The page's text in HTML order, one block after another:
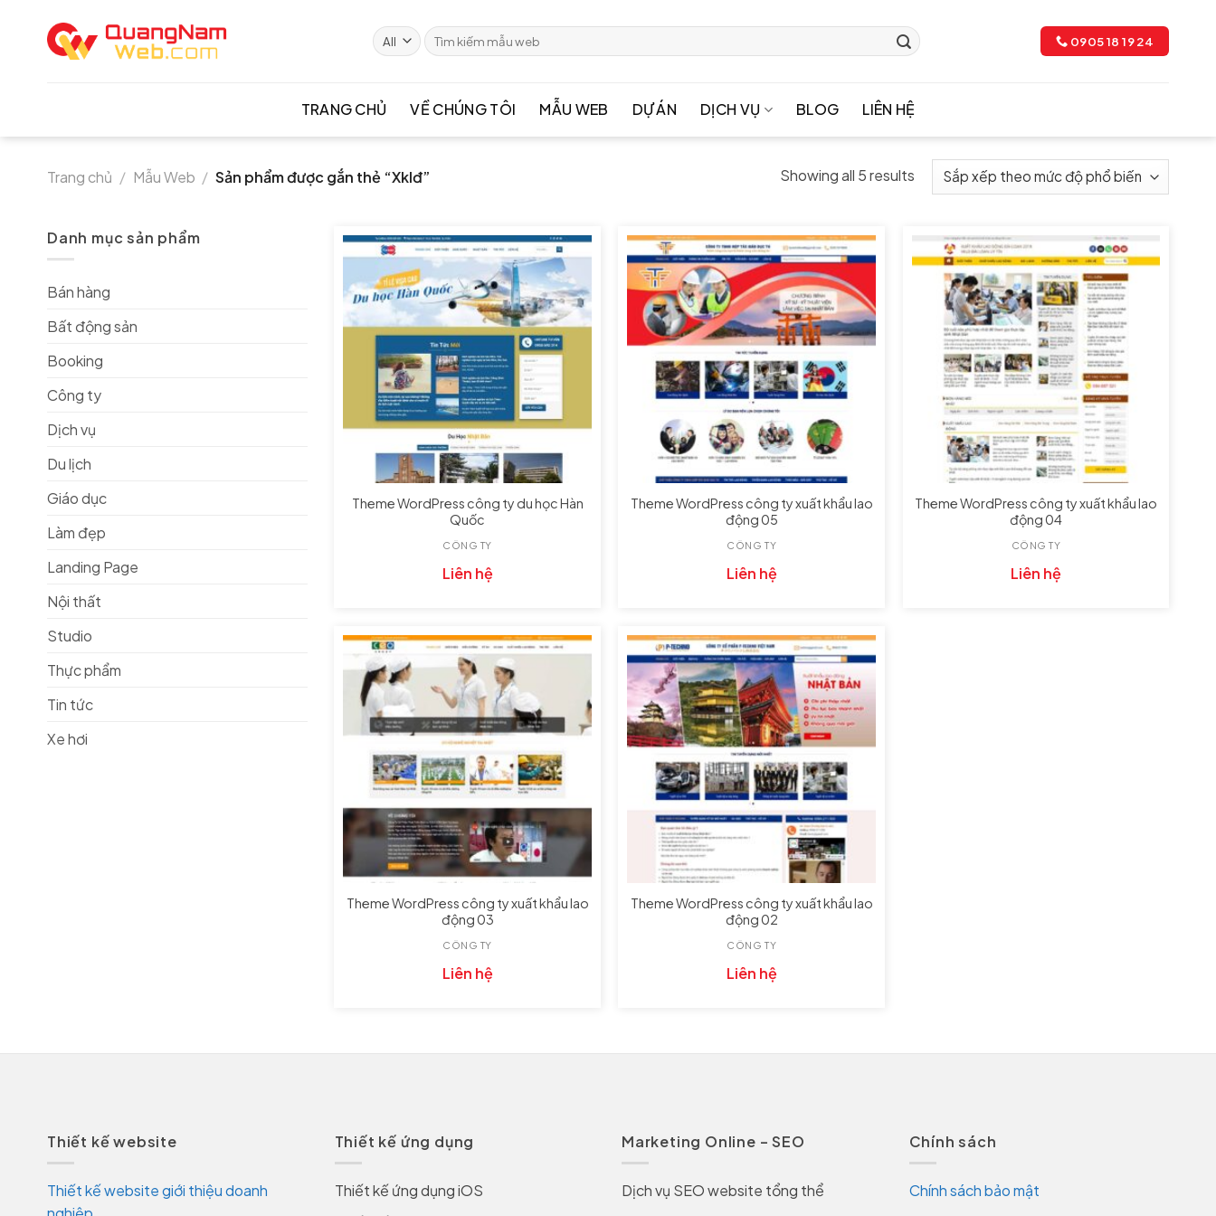
content
Tìm
kiếm:
0905 18 19 24
TRANG CHỦ VỀ CHÚNG TÔI MẪU WEB DỰ ÁN DỊCH VỤ BLOG LIÊN HỆ
Trang chủ / Mẫu Web / Sản phẩm được gắn thẻ “Xklđ” Showing all 5 results
Danh mục sản phẩm
Bán hàng
Bất động sản
Booking
Công ty
Dịch vụ
Du lịch
Giáo dục
Làm đẹp
Landing Page
Nội thất
Studio
Thực phẩm
Tin tức
Xe hơi
CÔNG TY
Theme WordPress công ty du học Hàn
Quốc
Liên hệ
CÔNG TY
Theme WordPress công ty xuất khẩu lao
động 05
Liên hệ
CÔNG TY
Theme WordPress công ty xuất khẩu lao
động 04
Liên hệ
CÔNG TY
Theme WordPress công ty xuất khẩu lao
động 03
Liên hệ
CÔNG TY
Theme WordPress công ty xuất khẩu lao
động 02
Liên hệ
Thiết kế website
Thiết kế website giới thiệu doanh
Thiết kế ứng dụng
Thiết kế ứng dụng iOS
Marketing Online – SEO
Dịch vụ SEO website tổng thể
Chính sách
Chính sách bảo mật